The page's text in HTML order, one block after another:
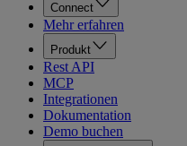
Connect
Mehr erfahren
Produkt
Rest API
MCP
Integrationen
Dokumentation
Demo buchen